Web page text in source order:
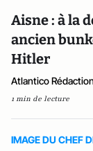
Aisne : à la
ancien
Hitler
Atlantico Rédaction
1 min de lecture
IMAGE DU CHEF